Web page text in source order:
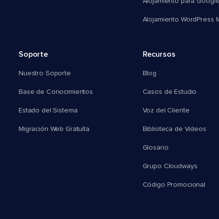
Alojamiento WordPress
Soporte
Nuestro Soporte
Base de Conocimientos
Estado del Sistema
Migración Web Gratuita
Recursos
Blog
Casos de Estudio
Voz del Cliente
Biblioteca de Videos
Glosario
Grupo Cloudways
Código Promocional